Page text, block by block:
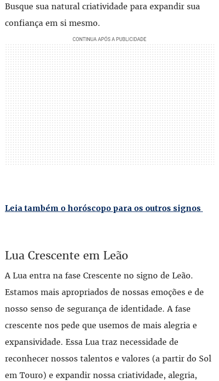
Busque sua natural criatividade para expandir sua
confiança em si mesmo.
Leia também o horóscopo para os outros signos
Lua Crescente em Leão
A Lua entra na fase Crescente no signo de Leão.
Estamos mais apropriados de nossas emoções e de
nosso senso de segurança de identidade. A fase
crescente nos pede que usemos de mais alegria e
expansividade. Essa Lua traz necessidade de
reconhecer nossos talentos e valores (a partir do Sol
em Touro) e expandir nossa criatividade, alegria,